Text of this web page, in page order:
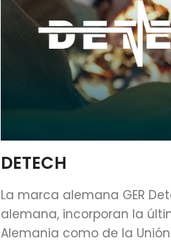
DETECH
La marca alemana GER
alemana, incorporan la
Alemania como de la Unión